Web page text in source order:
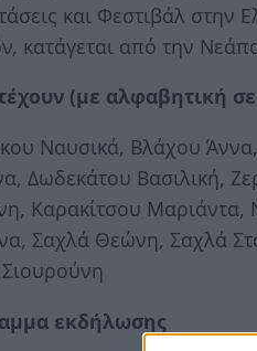
και Φεστιβάλ στην
κατάγεται από την
(με αλφαβητική
Ναυσικά, Βλάχου
Δωδεκάτου Βασιλική,
Καρακίτσου
Σαχλά Θεώνη, Σαχλά
εκδήλωσης